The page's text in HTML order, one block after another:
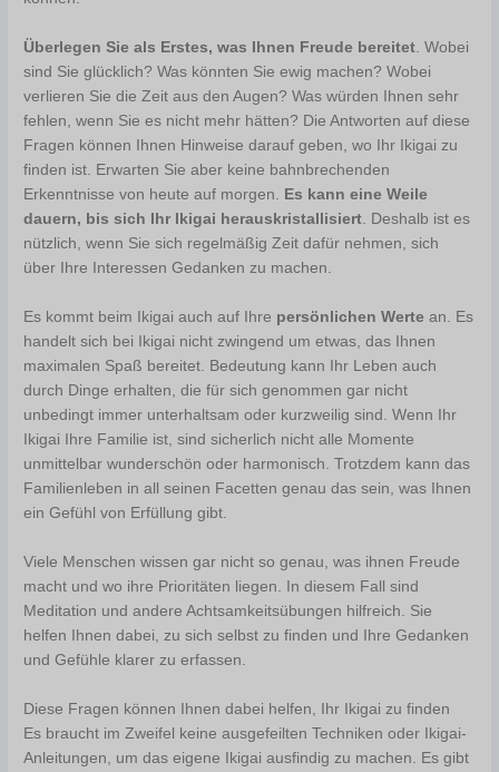
Überlegen Sie als Erstes, was Ihnen Freude bereitet. Wobei
sind Sie glücklich? Was könnten Sie ewig machen? Wobei
verlieren Sie die Zeit aus den Augen? Was würden Ihnen sehr
fehlen, wenn Sie es nicht mehr hätten? Die Antworten auf diese
Fragen können Ihnen Hinweise darauf geben, wo Ihr Ikigai zu
finden ist. Erwarten Sie aber keine bahnbrechenden
Erkenntnisse von heute auf morgen. Es kann eine Weile
dauern, bis sich Ihr Ikigai herauskristallisiert. Deshalb ist es
nützlich, wenn Sie sich regelmäßig Zeit dafür nehmen, sich
über Ihre Interessen Gedanken zu machen.
Es kommt beim Ikigai auch auf Ihre persönlichen Werte an. Es
handelt sich bei Ikigai nicht zwingend um etwas, das Ihnen
maximalen Spaß bereitet. Bedeutung kann Ihr Leben auch
durch Dinge erhalten, die für sich genommen gar nicht
unbedingt immer unterhaltsam oder kurzweilig sind. Wenn Ihr
Ikigai Ihre Familie ist, sind sicherlich nicht alle Momente
unmittelbar wunderschön oder harmonisch. Trotzdem kann das
Familienleben in all seinen Facetten genau das sein, was Ihnen
ein Gefühl von Erfüllung gibt.
Viele Menschen wissen gar nicht so genau, was ihnen Freude
macht und wo ihre Prioritäten liegen. In diesem Fall sind
Meditation und andere Achtsamkeitsübungen hilfreich. Sie
helfen Ihnen dabei, zu sich selbst zu finden und Ihre Gedanken
und Gefühle klarer zu erfassen.
Diese Fragen können Ihnen dabei helfen, Ihr Ikigai zu finden
Es braucht im Zweifel keine ausgefeilten Techniken oder Ikigai-
Anleitungen, um das eigene Ikigai ausfindig zu machen. Es gibt